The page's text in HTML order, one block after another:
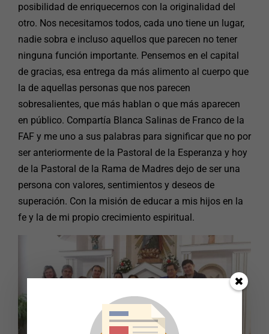
posibilidad de enriquecernos con la originalidad del
otro. Nos necesitamos todos, cada uno tiene un lugar,
nadie sobra e incluso aquellos que parecen no tener
ninguna función importante. Pensemos en el capital
de gracias, esa entrega da más alimento al cuerpo que
la de aquellas personas que nos parecen
sobresalientes, que más hablan o que más aparecen
en público. Compartía Blanca Salinas de Franco de la
FAF y me uno a sus palabras para significar que no por
ser anteriormente de la Pastoral de la Esperanza y hoy
de la Pastoral de la Rama de Madres dejo de ser una
persona con valores, sentimientos y deseos de
superación. Con la misión de educar a mis hijos en la
fe y la de mi propio crecimiento espiritual.